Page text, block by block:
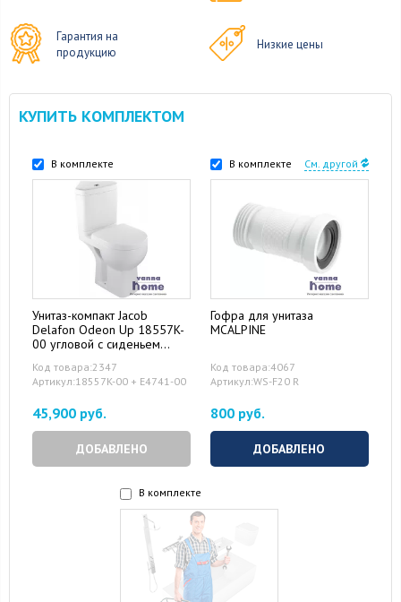
Гарантия на
продукцию
Низкие цены
КУПИТЬ КОМПЛЕКТОМ
В комплекте
Унитаз-компакт Jacob
Delafon Odeon Up 18557K-
00 угловой с сиденьем
Код товара:2347
Артикул:18557K-00 + E4741-00
45,900 руб.
ДОБАВЛЕНО
В комплекте См. другой
Гофра для унитаза
MCALPINE
Код товара:4067
Артикул:WS-F20 R
800 руб.
ДОБАВЛЕНО
В комплекте